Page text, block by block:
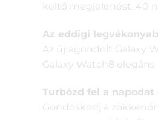
keltő megjelenést. 40
Az eddigi
Az újragondolt Galaxy
Galaxy Watch8
Turbózd fel a napodat
Gondoskodj a